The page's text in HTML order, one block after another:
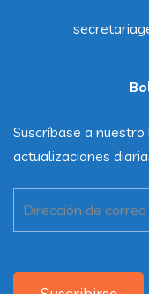
Suscríbase a
actualizaciones